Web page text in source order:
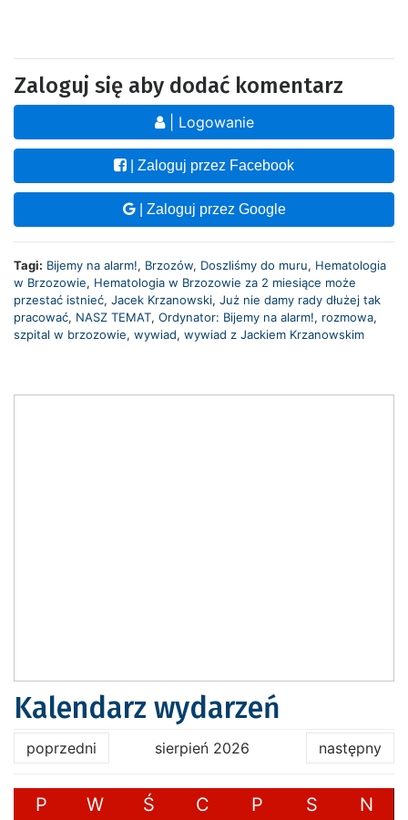
Zaloguj się aby dodać komentarz
| Logowanie
| Zaloguj przez Facebook
| Zaloguj przez Google
Tagi: Bijemy na alarm!, Brzozów, Doszliśmy do muru, Hematologia
w Brzozowie, Hematologia w Brzozowie za 2 miesiące może
przestać istnieć, Jacek Krzanowski, Już nie damy rady dłużej tak
pracować, NASZ TEMAT, Ordynator: Bijemy na alarm!, rozmowa,
szpital w brzozowie, wywiad, wywiad z Jackiem Krzanowskim
Kalendarz wydarzeń
poprzedni sierpień 2026 następny
P W Ś C P S N